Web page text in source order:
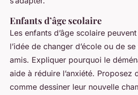
Enfants d’âge scolaire
Les enfants d’âge scolaire
l’idée de changer d’école ou de
amis. Expliquer pourquoi le
aide à réduire l’anxiété. Proposez
comme dessiner leur nouvelle